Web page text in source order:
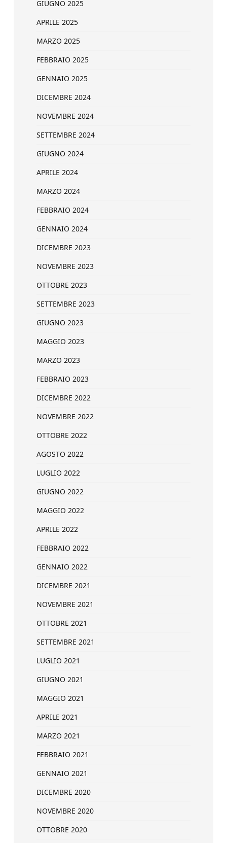
GIUGNO 2025
APRILE 2025
MARZO 2025
FEBBRAIO 2025
GENNAIO 2025
DICEMBRE 2024
NOVEMBRE 2024
SETTEMBRE 2024
GIUGNO 2024
APRILE 2024
MARZO 2024
FEBBRAIO 2024
GENNAIO 2024
DICEMBRE 2023
NOVEMBRE 2023
OTTOBRE 2023
SETTEMBRE 2023
GIUGNO 2023
MAGGIO 2023
MARZO 2023
FEBBRAIO 2023
DICEMBRE 2022
NOVEMBRE 2022
OTTOBRE 2022
AGOSTO 2022
LUGLIO 2022
GIUGNO 2022
MAGGIO 2022
APRILE 2022
FEBBRAIO 2022
GENNAIO 2022
DICEMBRE 2021
NOVEMBRE 2021
OTTOBRE 2021
SETTEMBRE 2021
LUGLIO 2021
GIUGNO 2021
MAGGIO 2021
APRILE 2021
MARZO 2021
FEBBRAIO 2021
GENNAIO 2021
DICEMBRE 2020
NOVEMBRE 2020
OTTOBRE 2020